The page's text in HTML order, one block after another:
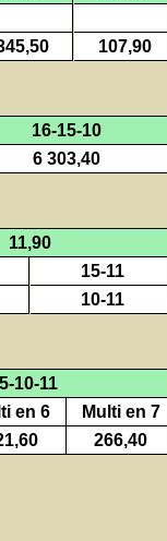
107,90
16-15-10
6 303,40
11,90
15-11
10-11
10-11
en 6
Multi en 7
266,40